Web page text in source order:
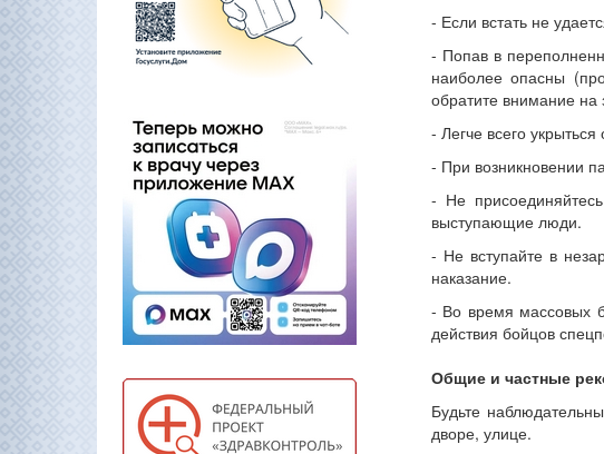
- Если встать не
- Попав в
наиболее опасны
обратите внимание
- Легче всего
- При возникновении
- Не
выступающие люди.
- Не вступайте в
наказание.
- Во время массовых
действия бойцов
Общие и частные
Будьте
дворе, улице.